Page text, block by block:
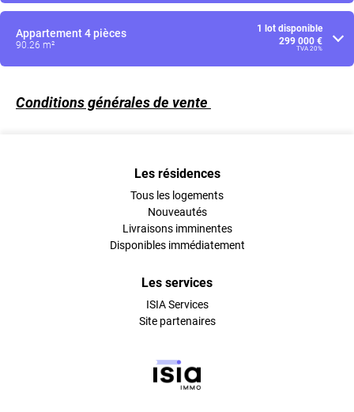
Appartement4 pièces
90.26 m²
1 lot disponible
299 000 €
TVA 20%
Conditions générales de vente
Les résidences
Tous les logements
Nouveautés
Livraisons imminentes
Disponibles immédiatement
Les services
ISIA Services
Site partenaires